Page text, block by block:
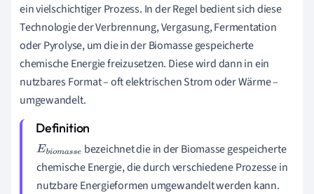
ein vielschichtiger Prozess. In der Regel bedient sich diese
Technologie der Verbrennung, Vergasung, Fermentation
oder Pyrolyse, um die in der Biomasse gespeicherte
chemische Energie freizusetzen. Diese wird dann in ein
nutzbares Format – oft elektrischen Strom oder Wärme –
umgewandelt.
Ebiomass
e
bezeichnet die in der Biomasse gespeicherte
chemische Energie, die durch verschiedene Prozesse in
nutzbare Energieformen umgewandelt werden kann.